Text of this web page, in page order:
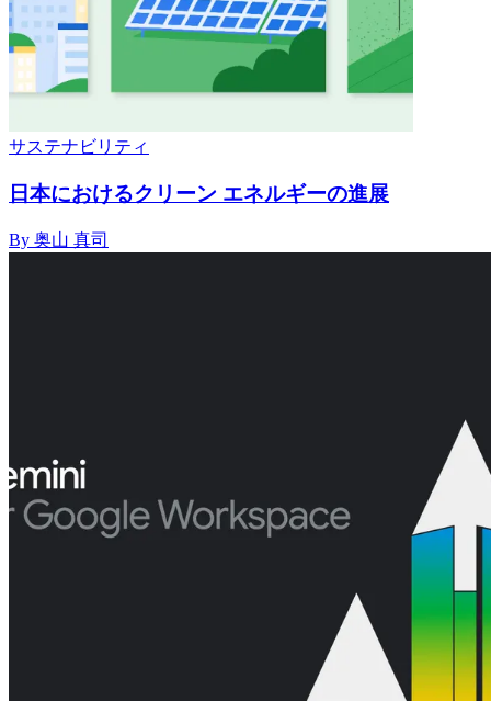
サステナビリティ
日本におけるクリーン エネルギーの進展
By 奥山 真司